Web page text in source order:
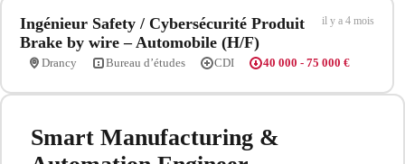
Ingénieur Safety / Cybersécurité Produit
Brake by wire – Automobile (H/F)
il y a 4 mois
Drancy Bureau d’études CDI 40 000 - 75 000 €
Smart Manufacturing &